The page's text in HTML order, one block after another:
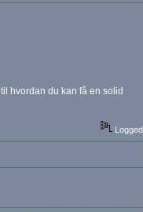
hvordan du kan få en solid
Logged